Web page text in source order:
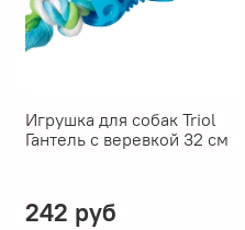
Игрушка для собак Triol
Гантель с веревкой 32 см
242 руб